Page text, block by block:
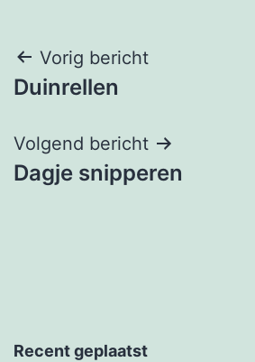
Berichtnavigatie
Vorig bericht
Duinrellen
Volgend bericht
Dagje snipperen
Recent geplaatst